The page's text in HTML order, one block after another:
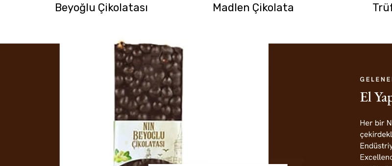
Beyoğlu Çikolatası Madlen Çikolata